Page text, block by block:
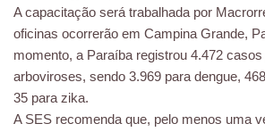
A capacitação será trabalhada por
oficinas ocorrerão em Campina Grande,
momento, a Paraíba registrou 4.472
arboviroses, sendo 3.969 para dengue,
35 para zika.
A SES recomenda que, pelo menos uma